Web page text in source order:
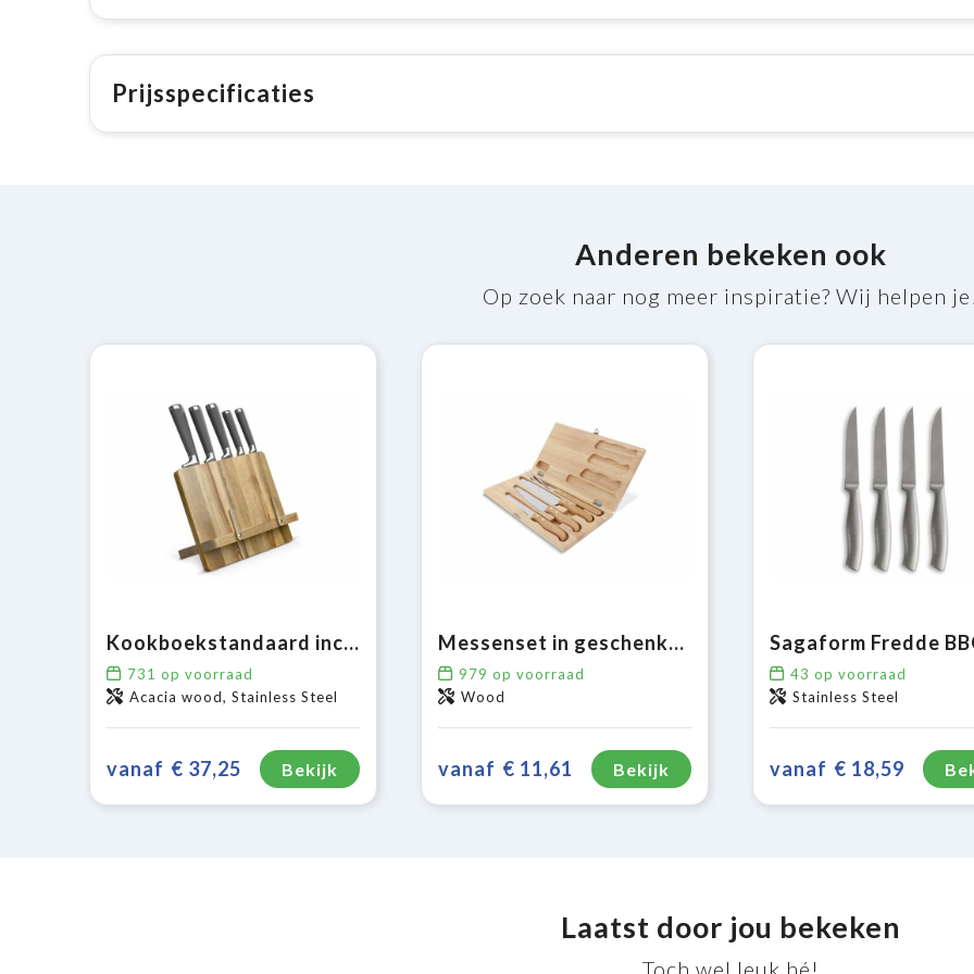
Prijsspecificaties
Anderen bekeken ook
Op zoek naar nog meer inspiratie? Wij helpen
Kookboekstandaard inclusief 5 messen
731 op voorraad
Acacia wood, Stainless Steel
vanaf € 37,25 Bekijk
Messenset in geschenkverpakking
979 op voorraad
Wood
vanaf € 11,61 Bekijk
43 op voorraad
Stainless Steel
vanaf € 18,59
Laatst door jou bekeken